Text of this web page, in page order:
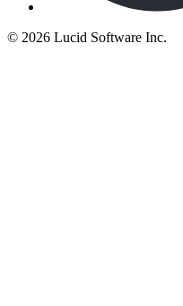
© 2026 Lucid Software Inc.